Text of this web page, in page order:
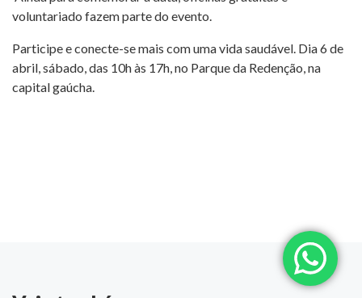
voluntariado fazem parte do evento.
Participe e conecte-se mais com uma vida saudável. Dia 6 de
abril, sábado, das 10h às 17h, no Parque da Redenção, na
capital gaúcha.